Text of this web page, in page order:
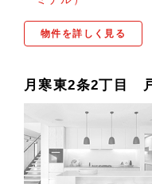
物件を詳しく見る
月寒東2条2丁目